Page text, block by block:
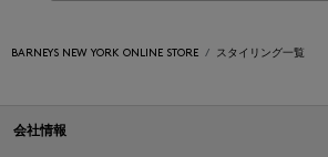
BARNEYS NEW YORK ONLINE STORE スタイリング一覧
会社情報